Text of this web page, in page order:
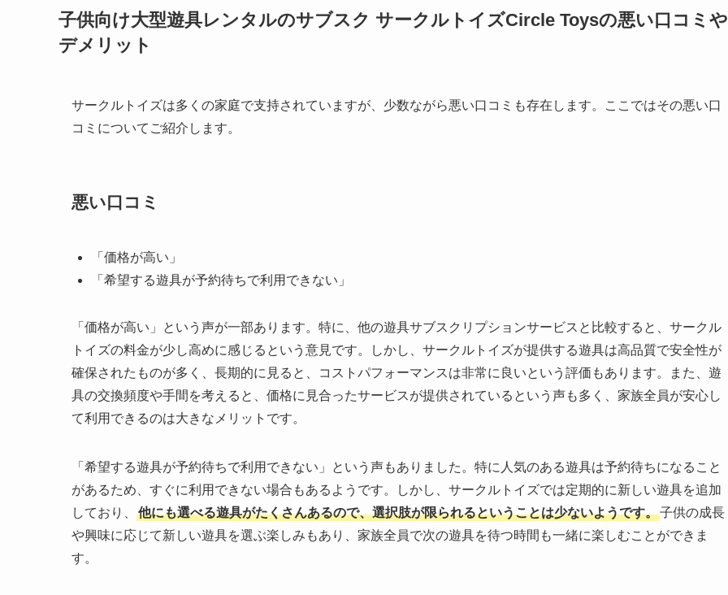
子供向け大型遊具レンタルのサブスク サークルトイズCircle Toysの悪い口コミや
デメリット
サークルトイズは多くの家庭で支持されていますが、少数ながら悪い口コミも存在します。ここではその悪い口
コミについてご紹介します。
悪い口コミ
「価格が高い」
「希望する遊具が予約待ちで利用できない」
「価格が高い」という声が一部あります。特に、他の遊具サブスクリプションサービスと比較すると、サークル
トイズの料金が少し高めに感じるという意見です。しかし、サークルトイズが提供する遊具は高品質で安全性が
確保されたものが多く、長期的に見ると、コストパフォーマンスは非常に良いという評価もあります。また、遊
具の交換頻度や手間を考えると、価格に見合ったサービスが提供されているという声も多く、家族全員が安心し
て利用できるのは大きなメリットです。
「希望する遊具が予約待ちで利用できない」という声もありました。特に人気のある遊具は予約待ちになること
があるため、すぐに利用できない場合もあるようです。しかし、サークルトイズでは定期的に新しい遊具を追加
しており、
他にも選べる遊具がたくさんあるので、選択肢が限られるということは少ないようです。子供の成長
や興味に応じて新しい遊具を選ぶ楽しみもあり、家族全員で次の遊具を待つ時間も一緒に楽しむことができま
す。